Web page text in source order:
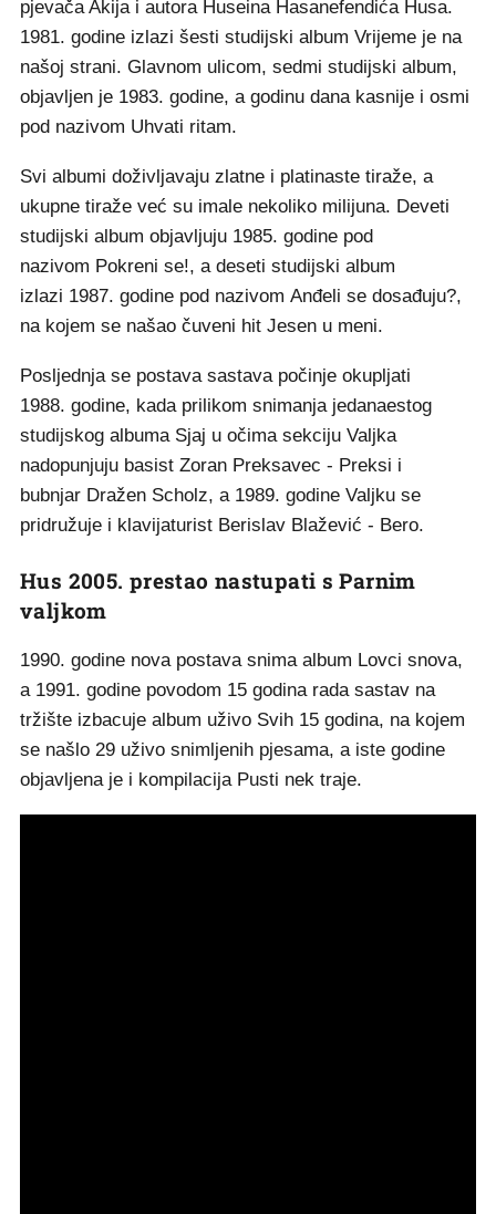
pjevača Akija i autora Huseina Hasanefendića Husa.
1981. godine izlazi šesti studijski album Vrijeme je na
našoj strani. Glavnom ulicom, sedmi studijski album,
objavljen je 1983. godine, a godinu dana kasnije i osmi
pod nazivom Uhvati ritam.
Svi albumi doživljavaju zlatne i platinaste tiraže, a
ukupne tiraže već su imale nekoliko milijuna. Deveti
studijski album objavljuju 1985. godine pod
nazivom Pokreni se!, a deseti studijski album
izlazi 1987. godine pod nazivom Anđeli se dosađuju?,
na kojem se našao čuveni hit Jesen u meni.
Posljednja se postava sastava počinje okupljati
1988. godine, kada prilikom snimanja jedanaestog
studijskog albuma Sjaj u očima sekciju Valjka
nadopunjuju basist Zoran Preksavec - Preksi i
bubnjar Dražen Scholz, a 1989. godine Valjku se
pridružuje i klavijaturist Berislav Blažević - Bero.
Hus 2005. prestao nastupati s Parnim
valjkom
1990. godine nova postava snima album Lovci snova,
a 1991. godine povodom 15 godina rada sastav na
tržište izbacuje album uživo Svih 15 godina, na kojem
se našlo 29 uživo snimljenih pjesama, a iste godine
objavljena je i kompilacija Pusti nek traje.